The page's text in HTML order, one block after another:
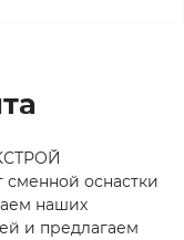
оснастки
наших
и предлагаем